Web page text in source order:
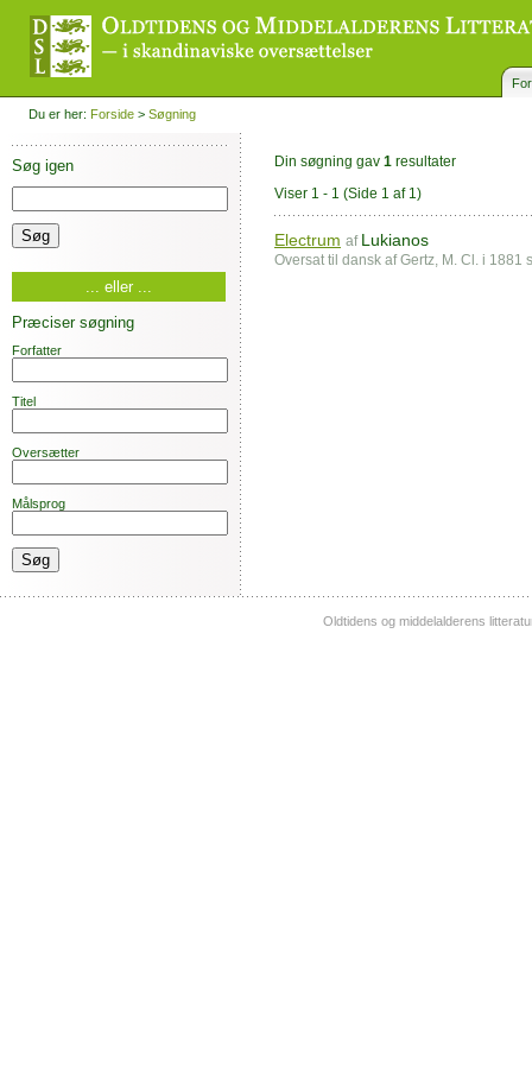
Du er her: Forside > Søgning
Søg igen
... eller ...
Præciser søgning
Forfatter
Titel
Oversætter
Målsprog
Din søgning gav 1 resultater
Viser 1 - 1 (Side 1 af 1)
Electrum af Lukianos
Oversat til dansk af Gertz, M. Cl. i 1881
Oldtidens og middelalderens